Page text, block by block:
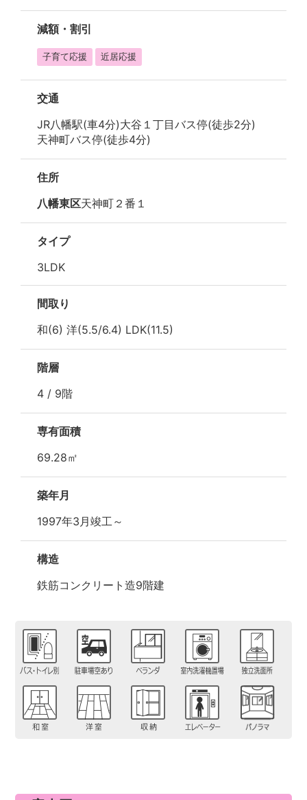
減額・割引
子育て応援 近居応援
交通
JR八幡駅(車4分)大谷１丁目バス停(徒歩2分)
天神町バス停(徒歩4分)
住所
八幡東区天神町２番１
タイプ
3LDK
間取り
和(6) 洋(5.5/6.4) LDK(11.5)
階層
4 / 9階
専有面積
69.28㎡
築年月
1997年3月竣工～
構造
鉄筋コンクリート造9階建